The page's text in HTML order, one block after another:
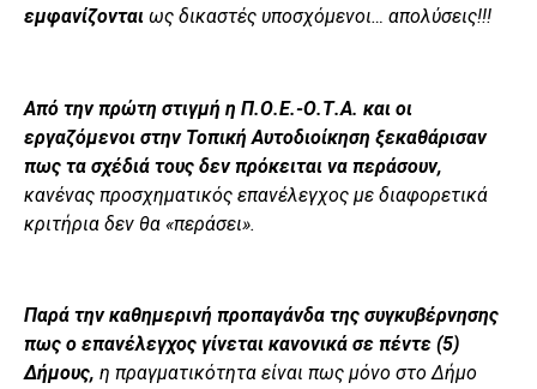
εμφανίζονται ως δικαστές υποσχόμενοι… απολύσεις!!!
Από την πρώτη στιγμή η Π.Ο.Ε.-Ο.Τ.Α. και οι
εργαζόμενοι στην Τοπική Αυτοδιοίκηση ξεκαθάρισαν
πως τα σχέδιά τους δεν πρόκειται να περάσουν,
κανένας προσχηματικός επανέλεγχος με διαφορετικά
κριτήρια δεν θα «περάσει».
Παρά την καθημερινή προπαγάνδα της συγκυβέρνησης
πως ο επανέλεγχος γίνεται κανονικά σε πέντε (5)
Δήμους, η πραγματικότητα είναι πως μόνο στο Δήμο